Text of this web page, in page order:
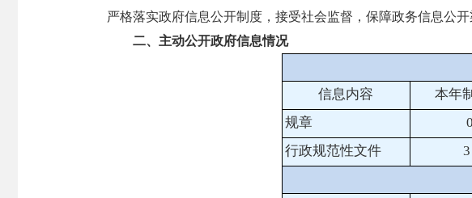
严格落实政府信息公开制度，接受社会监督，保障政务信息公
二、主动公开政府信息情况
信息内容
本年制
规章
0
行政规范性文件
3